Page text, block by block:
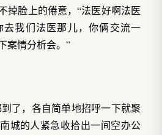
掉脸上的倦意，“法医好啊法医
我们法医那儿，你俩交流一
案情分析会。”
了，各自简单地招呼一下就聚
城的人紧急收拾出一间空办公